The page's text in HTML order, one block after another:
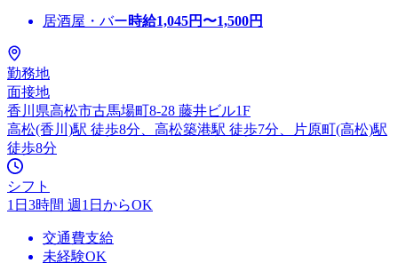
居酒屋・バー時給1,045円〜1,500円
勤務地
面接地
香川県高松市古馬場町8-28 藤井ビル1F
高松(香川)駅 徒歩8分、高松築港駅 徒歩7分、片原町(高松)駅
徒歩8分
シフト
1日3時間 週1日からOK
交通費支給
未経験OK